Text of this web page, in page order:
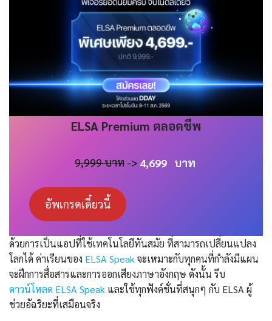
ELSA Premium ตลอดชีพ
9,999 บาท-> 4,699 บาท
อัพเกรดเดี๋ยวนี้
ด้วยการเป็นแอปที่ใช้เทคโนโลยีทันสมัย ที่สามารถเปลี่ยนแปลง
โลกได้ ค่าเรียนของ ELSA Speakจะเหมาะกับทุกคนที่กำลังมีแผน
จะฝึกการสื่อสารและการออกเสียงภาษาอังกฤษ ดังนั้น รีบ
ดาวน์โหลด ELSA Speak และใช้ทุกฟังค์ชั่นที่สนุกๆ กับ ELSA ผู้
ช่วยอัฉริยะที่เสมือนจริง